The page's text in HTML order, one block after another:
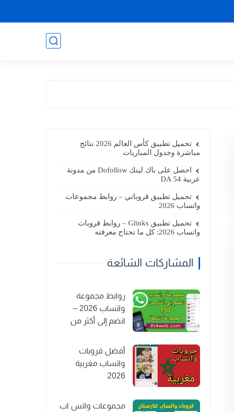
تحميل تطبيق كأس العالم 2026 نتائج
مباشرة وجدول المباريات
احصل على باك لينك Dofollow من مدونة
عربية DA 54
تحميل تطبيق قروباتي – روابط مجموعات
واتساب 2026
تحميل تطبيق Glinks – روابط قروبات
واتساب 2026: كل ما تحتاج معرفته
المشاركات الشائعة
روابط مجموعة
واتساب 2026 –
انضم إلى أكثر من
أفضل قروبات
واتساب مغربية
2026
مجموعات واتس اب